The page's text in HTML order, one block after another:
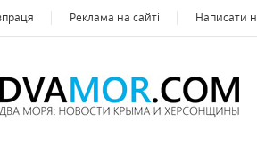
Реклама на сайті Написати